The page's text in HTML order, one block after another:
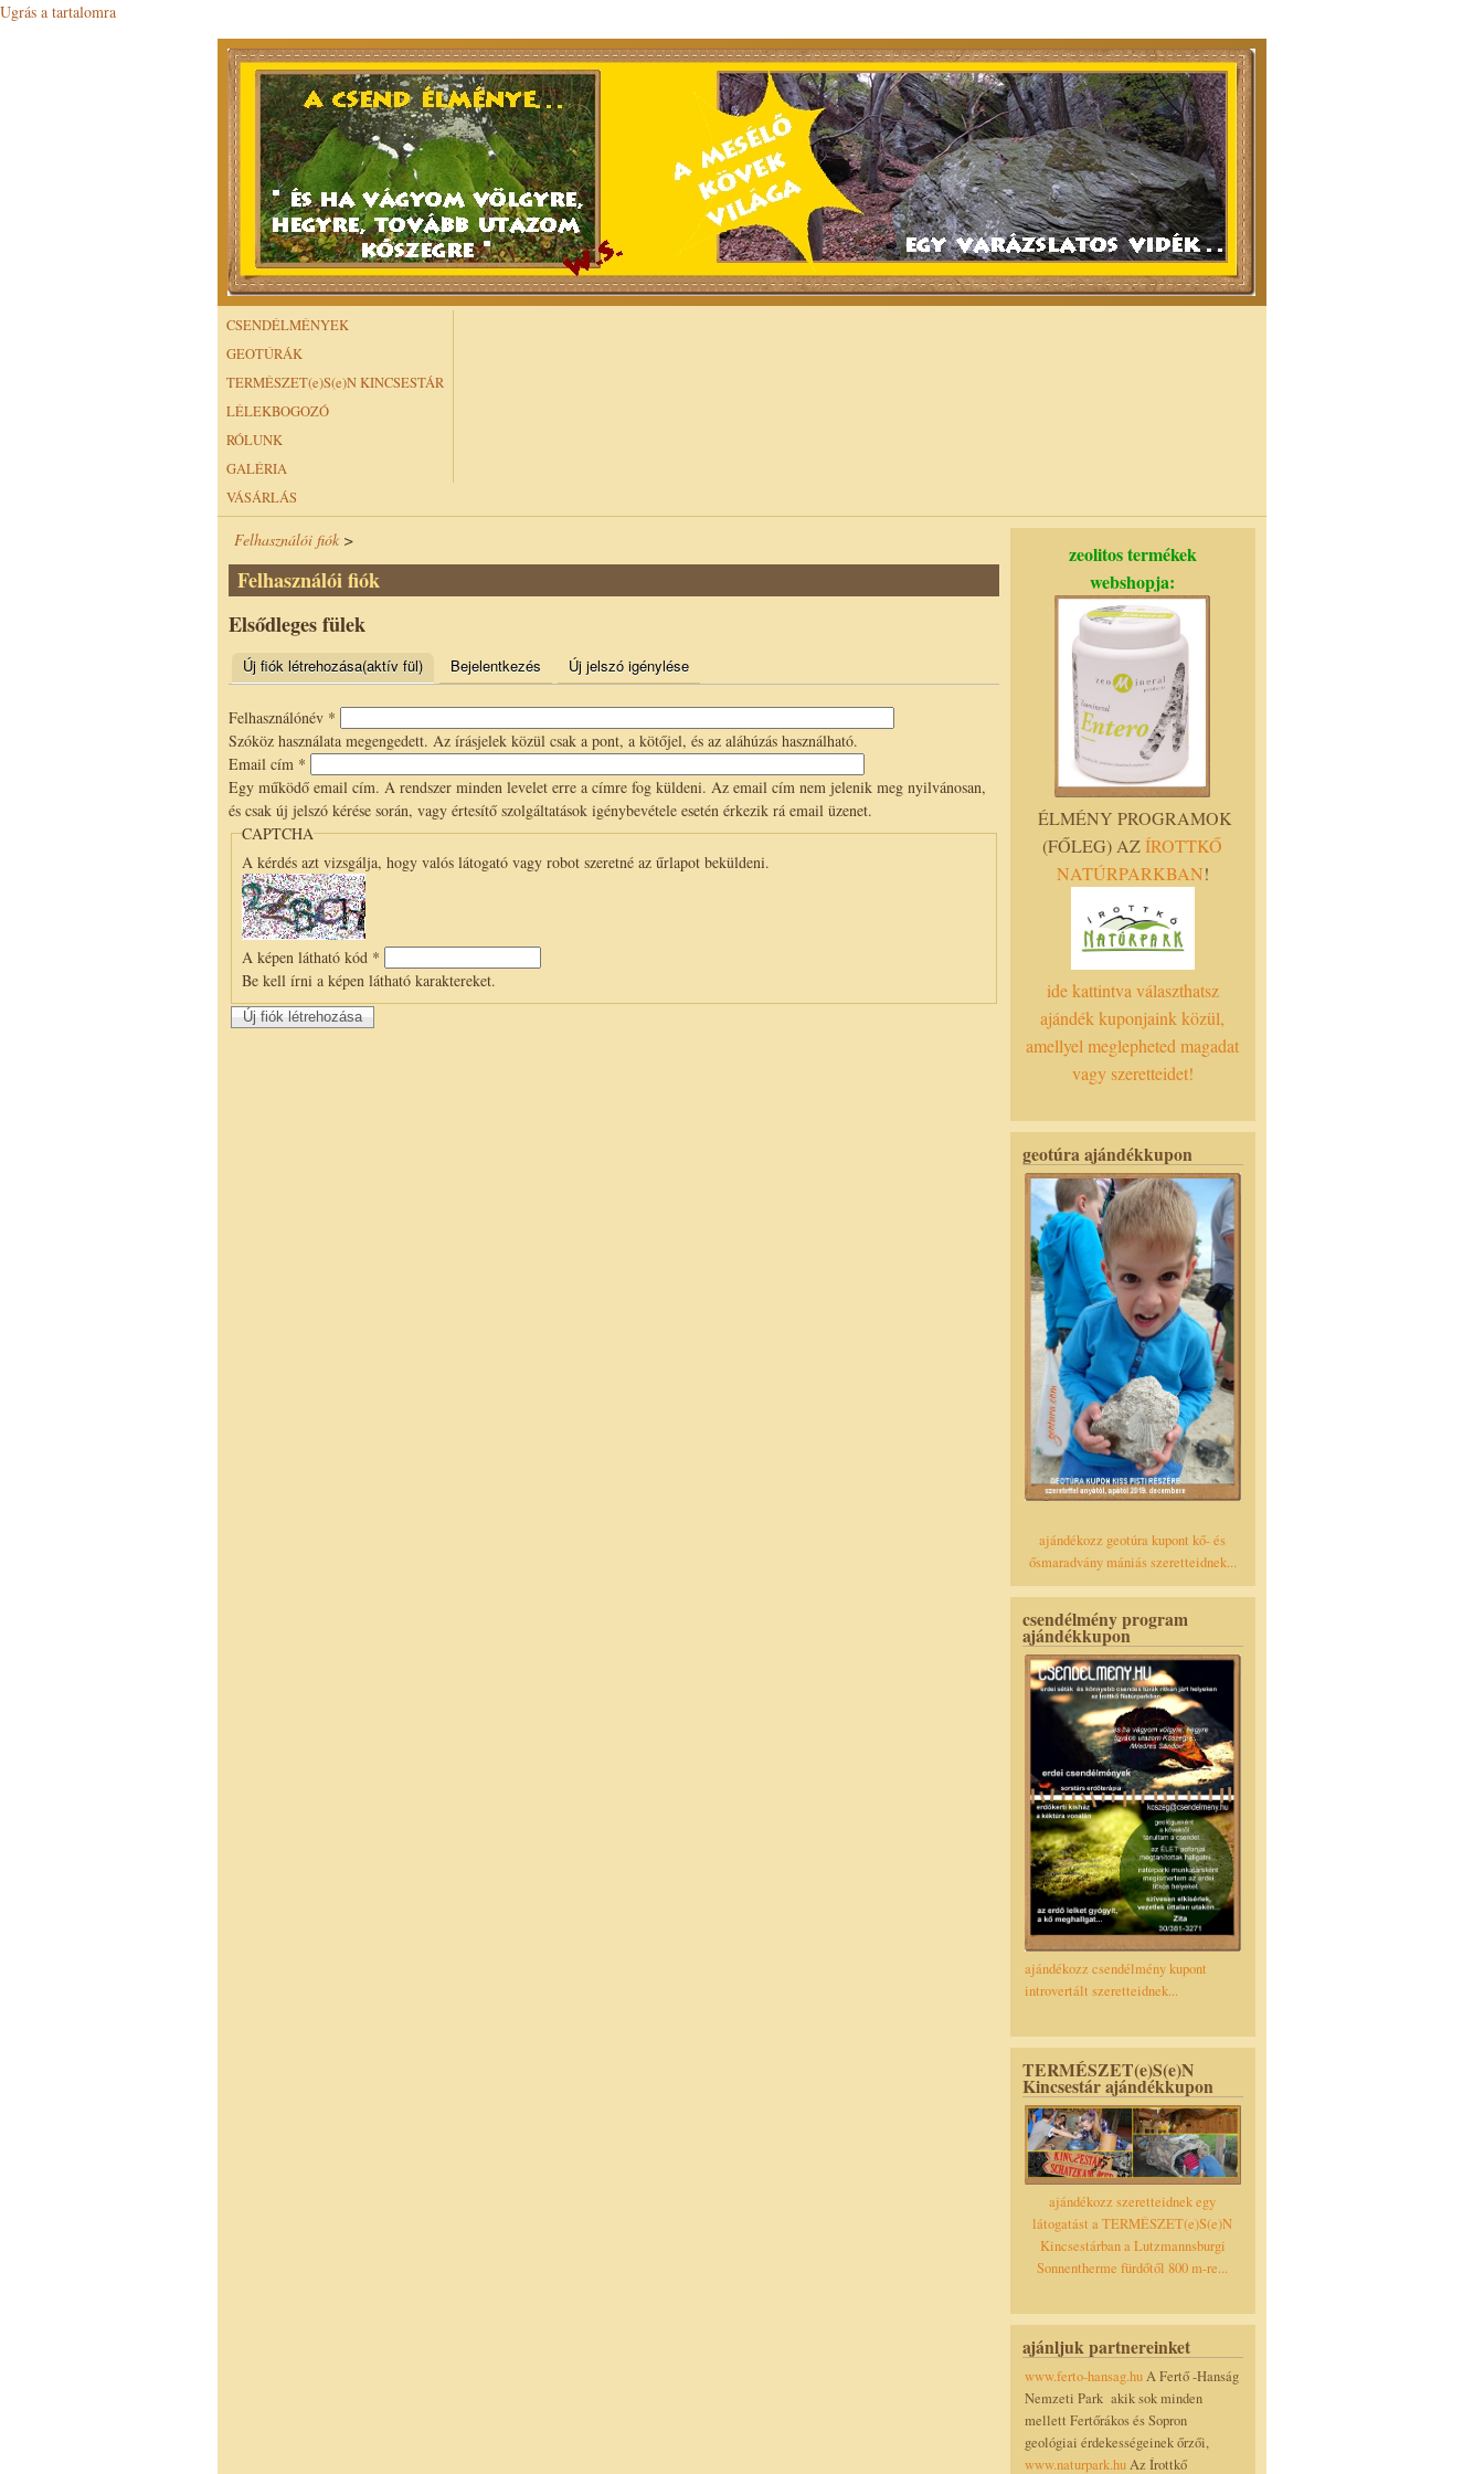
Ugrás a tartalomra
CSENDÉLMÉNYEK
GEOTÚRÁK
TERMÉSZET(e)S(e)N KINCSESTÁR
LÉLEKBOGOZÓ
RÓLUNK
GALÉRIA
VÁSÁRLÁS
Felhasználói fiók >
Felhasználói fiók
Elsődleges fülek
Új fiók létrehozása(aktív fül) Bejelentkezés Új jelszó igénylése
Felhasználónév *
Szóköz használata megengedett. Az írásjelek közül csak a pont, a kötőjel, és az aláhúzás használható.
Email cím *
Egy működő email cím. A rendszer minden levelet erre a címre fog küldeni. Az email cím nem jelenik meg nyilvánosan,
és csak új jelszó kérése során, vagy értesítő szolgáltatások igénybevétele esetén érkezik rá email üzenet.
CAPTCHA
A kérdés azt vizsgálja, hogy valós látogató vagy robot szeretné az űrlapot beküldeni.
A képen látható kód *
Be kell írni a képen látható karaktereket.
zeolitos termékek
webshopja:
ÉLMÉNY PROGRAMOK
(FŐLEG) AZÍROTTKŐ
NATÚRPARKBAN!
ide kattintva választhatsz
ajándék kuponjaink közül,
amellyel meglepheted magadat
vagy szeretteidet!
geotúra ajándékkupon
ajándékozz geotúra kupont kő- és
ősmaradvány mániás szeretteidnek...
csendélmény program
ajándékkupon
ajándékozz csendélmény kupont
introvertált szeretteidnek...
TERMÉSZET(e)S(e)N
Kincsestár ajándékkupon
ajándékozz szeretteidnek egy
látogatást a TERMÉSZET(e)S(e)N
Kincsestárban a Lutzmannsburgi
Sonnentherme fürdőtől 800 m-re...
ajánljuk partnereinket
www.ferto-hansag.huA Fertő -Hanság
Nemzeti Park akik sok minden
mellett Fertőrákos és Sopron
geológiai érdekességeinek őrzői,
www.naturpark.huAz Írottkő